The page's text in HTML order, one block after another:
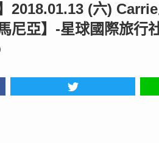
2018.01.13 (六)
尼亞】-星球國際旅行